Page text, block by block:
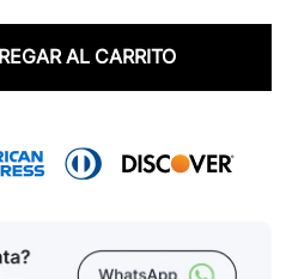
AL CARRITO